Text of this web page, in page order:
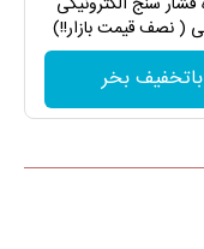
( نصف قیمت بازار!!)
باتخفیف بخر